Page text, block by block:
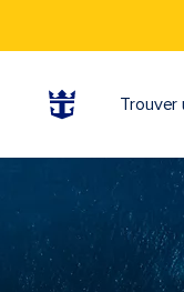
Trouver